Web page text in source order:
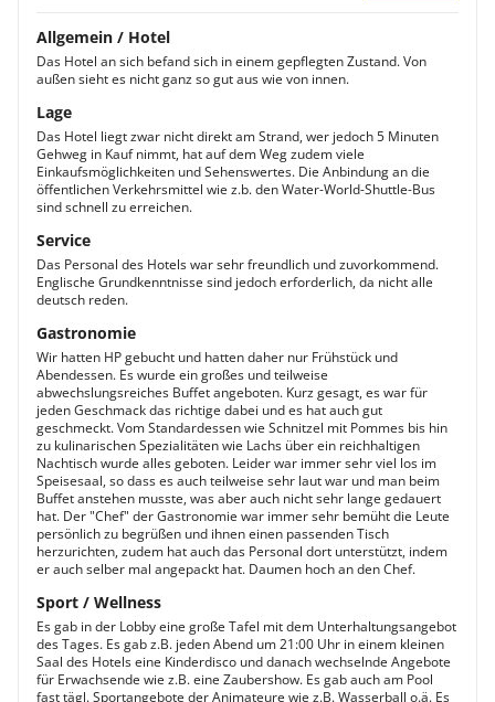
Allgemein / Hotel
Das Hotel an sich befand sich in einem gepflegten Zustand. Von
außen sieht es nicht ganz so gut aus wie von innen.
Lage
Das Hotel liegt zwar nicht direkt am Strand, wer jedoch 5 Minuten
Gehweg in Kauf nimmt, hat auf dem Weg zudem viele
Einkaufsmöglichkeiten und Sehenswertes. Die Anbindung an die
öffentlichen Verkehrsmittel wie z.b. den Water-World-Shuttle-Bus
sind schnell zu erreichen.
Service
Das Personal des Hotels war sehr freundlich und zuvorkommend.
Englische Grundkenntnisse sind jedoch erforderlich, da nicht alle
deutsch reden.
Gastronomie
Wir hatten HP gebucht und hatten daher nur Frühstück und
Abendessen. Es wurde ein großes und teilweise
abwechslungsreiches Buffet angeboten. Kurz gesagt, es war für
jeden Geschmack das richtige dabei und es hat auch gut
geschmeckt. Vom Standardessen wie Schnitzel mit Pommes bis hin
zu kulinarischen Spezialitäten wie Lachs über ein reichhaltigen
Nachtisch wurde alles geboten. Leider war immer sehr viel los im
Speisesaal, so dass es auch teilweise sehr laut war und man beim
Buffet anstehen musste, was aber auch nicht sehr lange gedauert
hat. Der "Chef" der Gastronomie war immer sehr bemüht die Leute
persönlich zu begrüßen und ihnen einen passenden Tisch
herzurichten, zudem hat auch das Personal dort unterstützt, indem
er auch selber mal angepackt hat. Daumen hoch an den Chef.
Sport / Wellness
Es gab in der Lobby eine große Tafel mit dem Unterhaltungsangebot
des Tages. Es gab z.B. jeden Abend um 21:00 Uhr in einem kleinen
Saal des Hotels eine Kinderdisco und danach wechselnde Angebote
für Erwachsende wie z.B. eine Zaubershow. Es gab auch am Pool
fast tägl. Sportangebote der Animateure wie z.B. Wasserball o.ä. Es